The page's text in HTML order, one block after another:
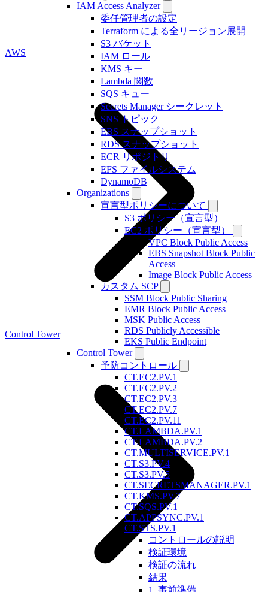
IAM Access Analyzer
委任管理者の設定
Terraform による全リージョン展開
S3 バケット
IAM ロール
KMS キー
Lambda 関数
SQS キュー
Secrets Manager シークレット
SNS トピック
EBS スナップショット
RDS スナップショット
ECR リポジトリ
EFS ファイルシステム
DynamoDB
Organizations
宣言型ポリシーについて
S3 ポリシー（宣言型）
EC2 ポリシー（宣言型）
VPC Block Public Access
EBS Snapshot Block Public
Access
Image Block Public Access
カスタム SCP
SSM Block Public Sharing
EMR Block Public Access
MSK Public Access
RDS Publicly Accessible
EKS Public Endpoint
Control Tower
予防コントロール
CT.EC2.PV.1
CT.EC2.PV.2
CT.EC2.PV.3
CT.EC2.PV.7
CT.EC2.PV.11
CT.LAMBDA.PV.1
CT.LAMBDA.PV.2
CT.MULTISERVICE.PV.1
CT.S3.PV.4
CT.S3.PV.5
CT.SECRETSMANAGER.PV.1
CT.KMS.PV.7
CT.SQS.PV.1
CT.APPSYNC.PV.1
CT.STS.PV.1
コントロールの説明
検証環境
検証の流れ
結果
1. 事前準備
AWS
Control Tower